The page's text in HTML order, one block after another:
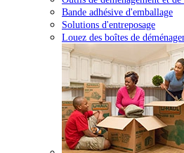
Bande adhésive d'emballage
Solutions d'entreposage
Louez des boîtes de